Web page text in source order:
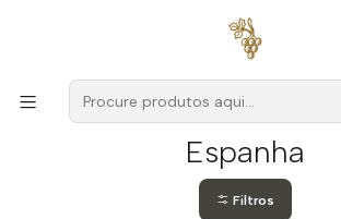
para encomendas a partir de
Produtores Espanha
Espanha
Filtros